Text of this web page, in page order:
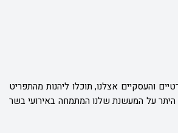
והעסקיים אצלנו, תוכלו ליהנות מהתפריט
היתר על המעשנת שלנו המתמחה באירועי בשר